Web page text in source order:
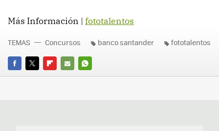
Más Información | fototalentos
FACEBOOK
TWITTERFLIPBOARD
E-
WHATSAPP
TEMAS Concursos banco santander fototalentos